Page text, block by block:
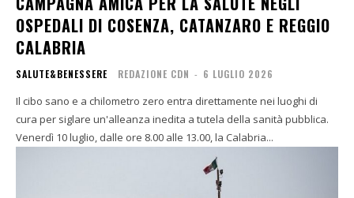
OSPEDALI DI COSENZA, CATANZARO E REGGIO
CALABRIA
SALUTE&BENESSERE REDAZIONE CDN - 6 LUGLIO 2026
Il cibo sano e a chilometro zero entra direttamente nei luoghi di
cura per siglare un'alleanza inedita a tutela della sanità pubblica.
Venerdì 10 luglio, dalle ore 8.00 alle 13.00, la Calabria...